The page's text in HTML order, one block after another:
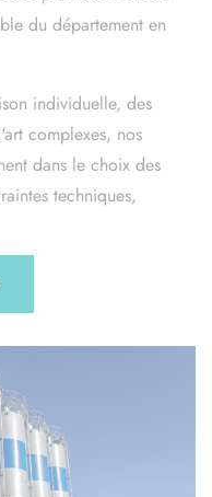
du département en
individuelle, des
complexes, nos
dans le choix des
techniques,